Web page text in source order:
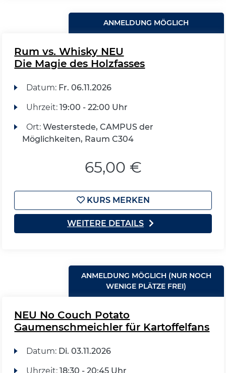
ANMELDUNG MÖGLICH
Rum vs. Whisky NEU
Die Magie des Holzfasses
Datum: Fr. 06.11.2026
Uhrzeit: 19:00 - 22:00 Uhr
Ort: Westerstede, CAMPUS der
Möglichkeiten, Raum C304
65,00 €
KURS MERKEN
WEITERE DETAILS
ANMELDUNG MÖGLICH (NUR NOCH
WENIGE PLÄTZE FREI)
NEU No Couch Potato
Gaumenschmeichler für Kartoffelfans
Datum: Di. 03.11.2026
Uhrzeit: 18:30 - 20:45 Uhr